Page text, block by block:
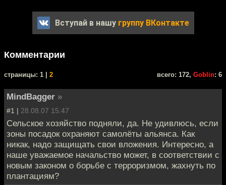
Вступай в нашу группу ВКонтакте
Комментарии
cтраницы: 1 | 2 всего: 172, Goblin: 6
MindBagger »
#1 | 28.08.07 15:47
Сельское хозяйство подняли, да. Не удивлюсь, если
зоны посадок охраняют самолёты альянса. Как
никак, надо защищать свои вложения. Интересно, а
наше уважаемое начальство может, в соответствии с
новым законом о борьбе с терроризмом, жахнуть по
плантациям?